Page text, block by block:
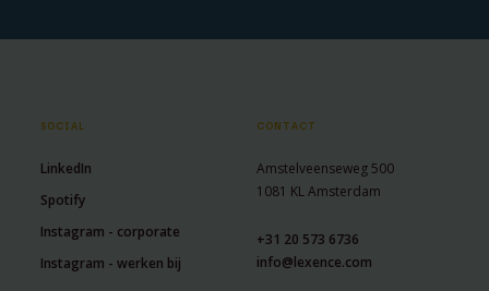
SOCIAL
LinkedIn
Spotify
Instagram - corporate
Instagram - werken bij
CONTACT
Amstelveenseweg 500
1081 KL Amsterdam
+31 20 573 6736
info@lexence.com